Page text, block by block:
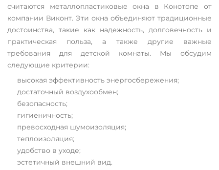
считаются металлопластиковые окна в Конотопе от
компании Виконт. Эти окна объединяют традиционные
достоинства, такие как надежность, долговечность и
практическая польза, а также другие важные
требования для детской комнаты. Мы обсудим
следующие критерии:
высокая эффективность энергосбережения;
достаточный воздухообмен;
безопасность;
гигиеничность;
превосходная шумоизоляция;
теплоизоляция;
удобство в уходе;
эстетичный внешний вид.